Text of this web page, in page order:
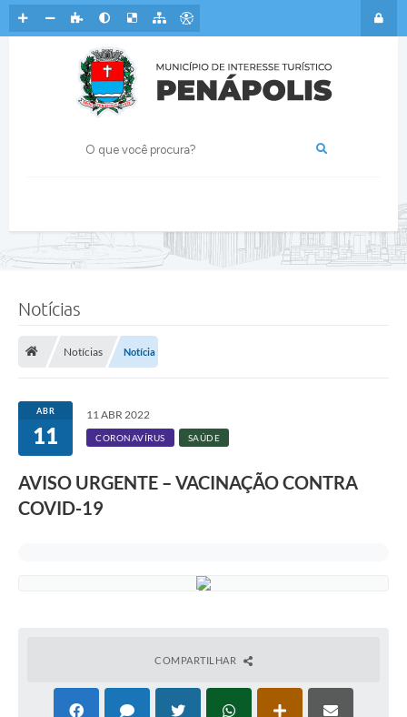
Notícias
Notícias Notícia
ABR
11
11 ABR 2022
CORONAVÍRUS SAÚDE
AVISO URGENTE – VACINAÇÃO CONTRA
COVID-19
COMPARTILHAR